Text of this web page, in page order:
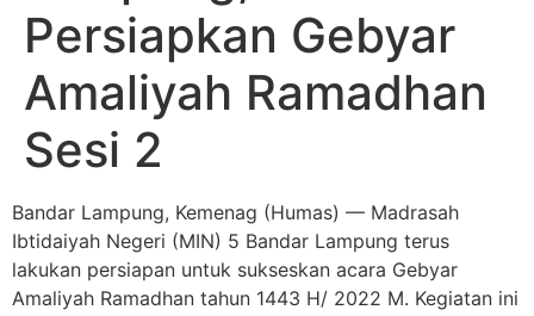
Persiapkan Gebyar
Amaliyah Ramadhan
Sesi 2
Bandar Lampung, Kemenag (Humas) — Madrasah
Ibtidaiyah Negeri (MIN) 5 Bandar Lampung terus
lakukan persiapan untuk sukseskan acara Gebyar
Amaliyah Ramadhan tahun 1443 H/ 2022 M. Kegiatan ini